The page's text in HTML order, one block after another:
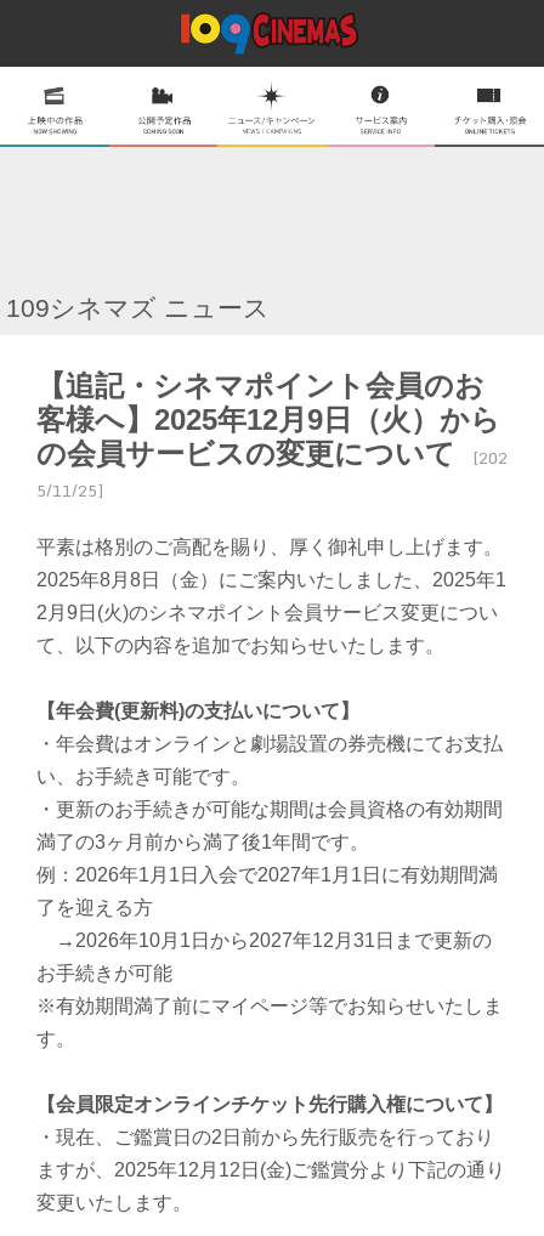
109シネマズ ニュース
【追記・シネマポイント会員のお
客様へ】2025年12月9日（火）から
の会員サービスの変更について
[202
5/11/25]
平素は格別のご高配を賜り、厚く御礼申し上げます。
2025年8月8日（金）にご案内いたしました、2025年1
2月9日(火)のシネマポイント会員サービス変更につい
て、以下の内容を追加でお知らせいたします。
【年会費(更新料)の支払いについて】
・年会費はオンラインと劇場設置の券売機にてお支払
い、お手続き可能です。
・更新のお手続きが可能な期間は会員資格の有効期間
満了の3ヶ月前から満了後1年間です。
例：2026年1月1日入会で2027年1月1日に有効期間満
了を迎える方
→2026年10月1日から2027年12月31日まで更新の
お手続きが可能
※有効期間満了前にマイページ等でお知らせいたしま
す。
【会員限定オンラインチケット先行購入権について】
・現在、ご鑑賞日の2日前から先行販売を行っており
ますが、2025年12月12日(金)ご鑑賞分より下記の通り
変更いたします。